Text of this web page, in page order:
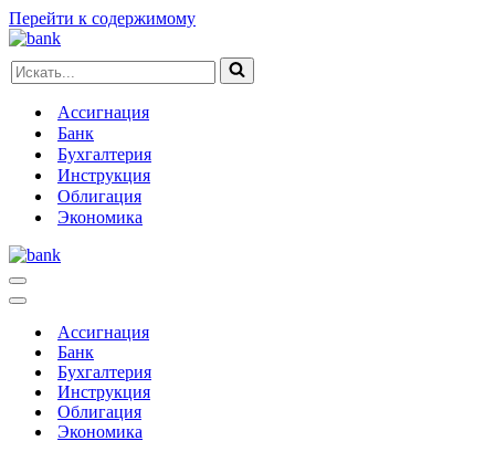
Перейти к содержимому
Искать...
Ассигнация
Банк
Бухгалтерия
Инструкция
Облигация
Экономика
Меню
навигации
Меню
навигацииАссигнация
Банк
Бухгалтерия
Инструкция
Облигация
Экономика